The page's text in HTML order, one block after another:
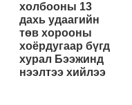
холбооны 13
дахь удаагийн
төв хорооны
хоёрдугаар бүгд
хурал Бээжинд
нээлтээ хийлээ